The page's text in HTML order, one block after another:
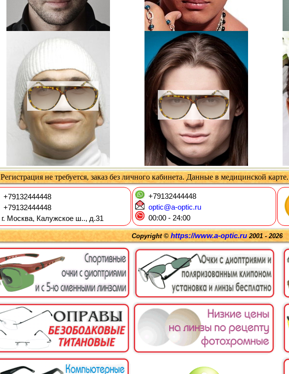
Регистрация не требуется, заказ без личного кабинета. Данные в медицинской карте.
+79132444448
+79132444448
г. Москва, Калужское ш.., д.31
+79132444448
optic@a-optic.ru
00:00 - 24:00
Copyright © https://www.a-optic.ru 2001 - 2026